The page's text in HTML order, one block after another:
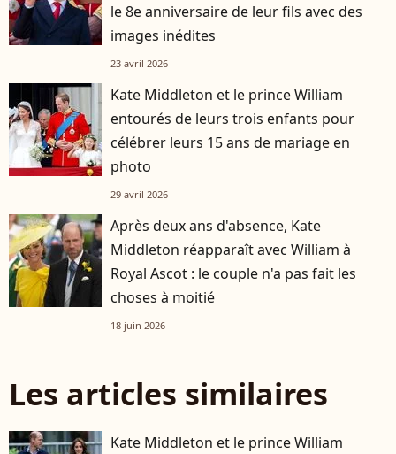
le 8e anniversaire de leur fils avec des
images inédites
23 avril 2026
Kate Middleton et le prince William
entourés de leurs trois enfants pour
célébrer leurs 15 ans de mariage en
photo
29 avril 2026
Après deux ans d'absence, Kate
Middleton réapparaît avec William à
Royal Ascot : le couple n'a pas fait les
choses à moitié
18 juin 2026
Les articles similaires
Kate Middleton et le prince William